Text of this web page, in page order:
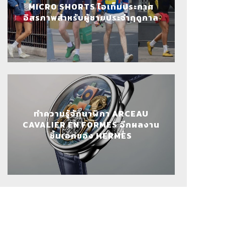
MICRO SHORTS ไอเท็มประกาศ
อิสรภาพสำหรับผู้ชายประจำฤดูกาล
ทำความรู้จักนาฬิกา ARCEAU
CAVALIER EN FORMES อีกผลงาน
ชิ้นเอกของ HERMÈS